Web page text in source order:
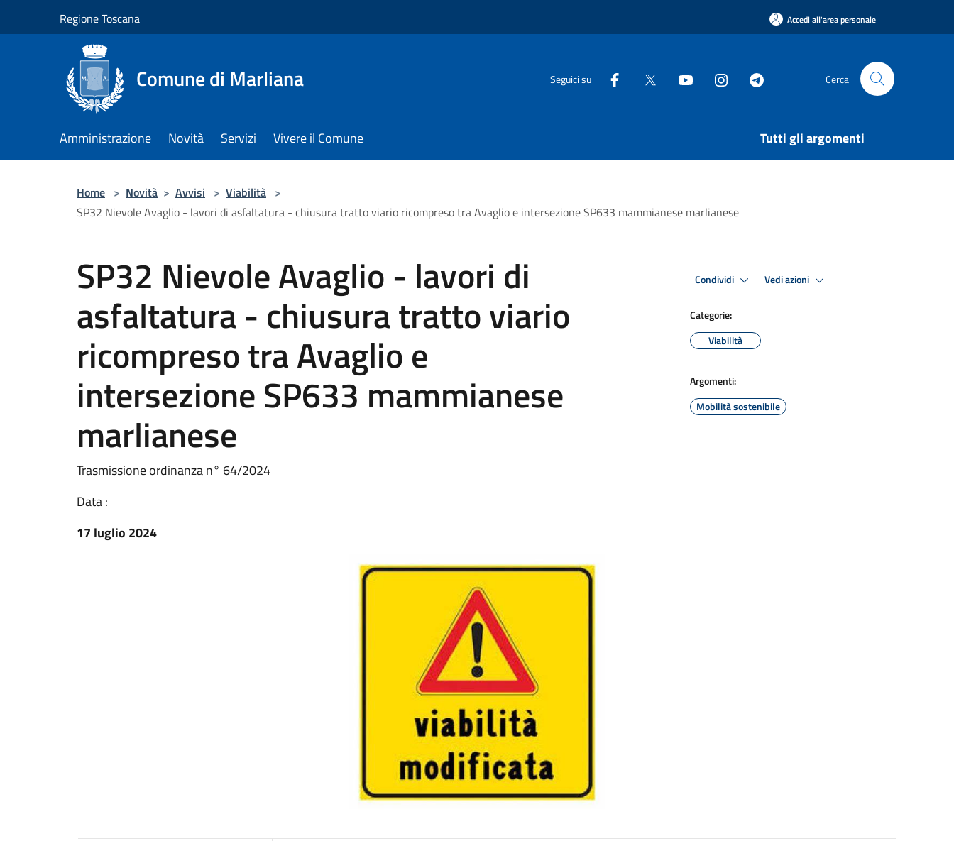
Regione Toscana Accedi all'area personale
Comune di Marliana Seguici su Cerca
Amministrazione Novità Servizi Vivere il Comune Tutti gli argomenti
Home > Novità > Avvisi > Viabilità >
SP32 Nievole Avaglio - lavori di asfaltatura - chiusura tratto viario ricompreso tra Avaglio e intersezione SP633 mammianese marlianese
SP32 Nievole Avaglio - lavori di
asfaltatura - chiusura tratto viario
ricompreso tra Avaglio e
intersezione SP633 mammianese
marlianese
Trasmissione ordinanza n° 64/2024
Data :
17 luglio 2024
Condividi Vedi azioni
Categorie:
Viabilità
Argomenti:
Mobilità sostenibile